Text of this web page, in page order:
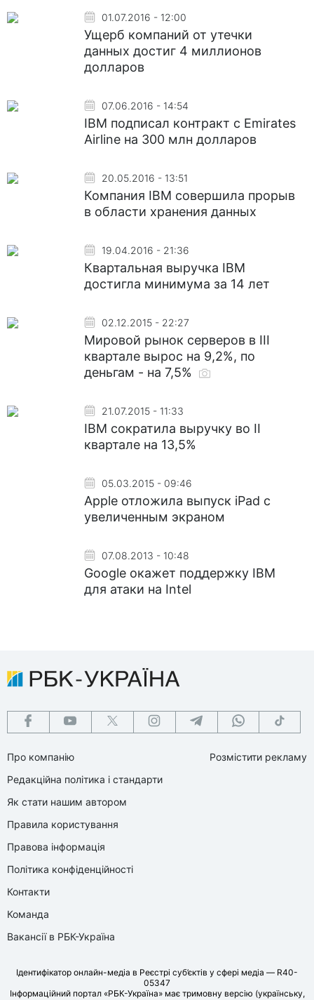
01.07.2016 - 12:00
Ущерб компаний от утечки
данных достиг 4 миллионов
долларов
07.06.2016 - 14:54
IBM подписал контракт с Emirates
Airline на 300 млн долларов
20.05.2016 - 13:51
Компания IBM совершила прорыв
в области хранения данных
19.04.2016 - 21:36
Квартальная выручка IBM
достигла минимума за 14 лет
02.12.2015 - 22:27
Мировой рынок серверов в III
квартале вырос на 9,2%, по
деньгам - на 7,5%
21.07.2015 - 11:33
IBM сократила выручку во II
квартале на 13,5%
05.03.2015 - 09:46
Apple отложила выпуск iPad с
увеличенным экраном
07.08.2013 - 10:48
Google окажет поддержку IBM
для атаки на Intel
Про компанію
Редакційна політика і стандарти
Як стати нашим автором
Правила користування
Правова інформація
Політика конфіденційності
Контакти
Команда
Вакансії в РБК-Україна
Розмістити рекламу
Ідентифікатор онлайн-медіа в Реєстрі суб’єктів у сфері медіа — R40-
05347
Інформаційний портал «РБК-Україна» має тримовну версію (українську,